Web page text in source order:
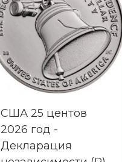
США 25 центов
2026 год -
Декларация